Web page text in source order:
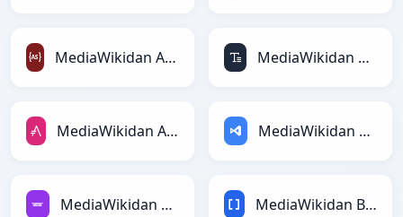
MediaWikidan ActionScriptga MediaWikidan ASCIIga
MediaWikidan AsciiDocga MediaWikidan ASPga
MediaWikidan Avroga MediaWikidan BBCodega